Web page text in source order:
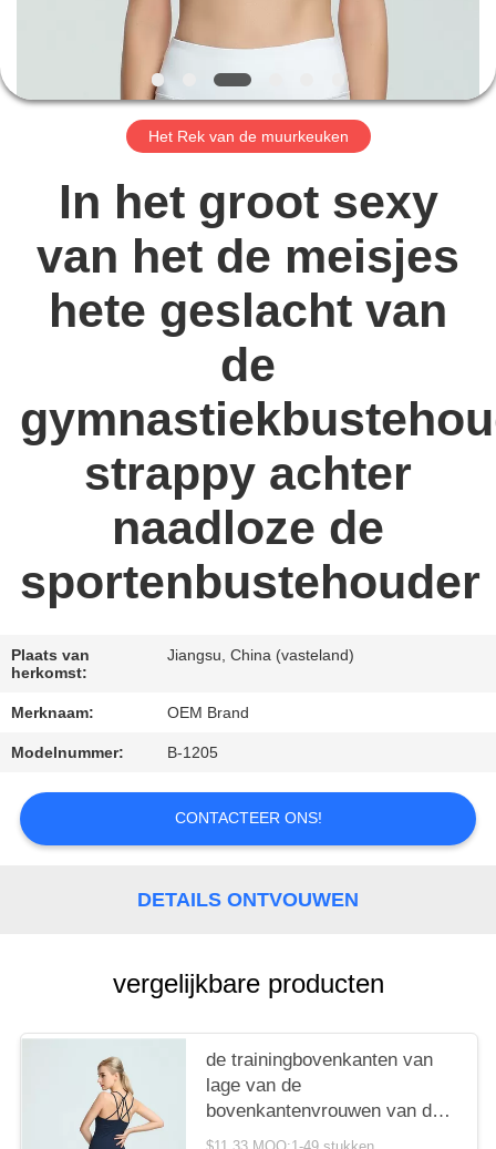
KWALITEITSCONTROLE
CONTACTEER
NIEUWS
VERZOEK
OM EEN
SITEMAP
PRIVACYBELEID
Het Rek van de muurkeuken
In het groot sexy
van het de meisjes
hete geslacht van
de
strappy achter
naadloze de
sportenbustehouder
Plaats van
herkomst:
Jiangsu, China (vasteland)
Merknaam: OEM Brand
Modelnummer: B-1205
CONTACTEER ONS!
DETAILS ONTVOUWEN
vergelijkbare producten
de trainingbovenkanten van
lage van de
bovenkantenvrouwen van de
moqtraining de mouwloze